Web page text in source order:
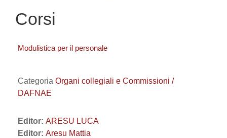
Corsi
Modulistica per il personale
Categoria Organi collegiali e Commissioni /
DAFNAE
Editor: ARESU LUCA
Editor: Aresu Mattia